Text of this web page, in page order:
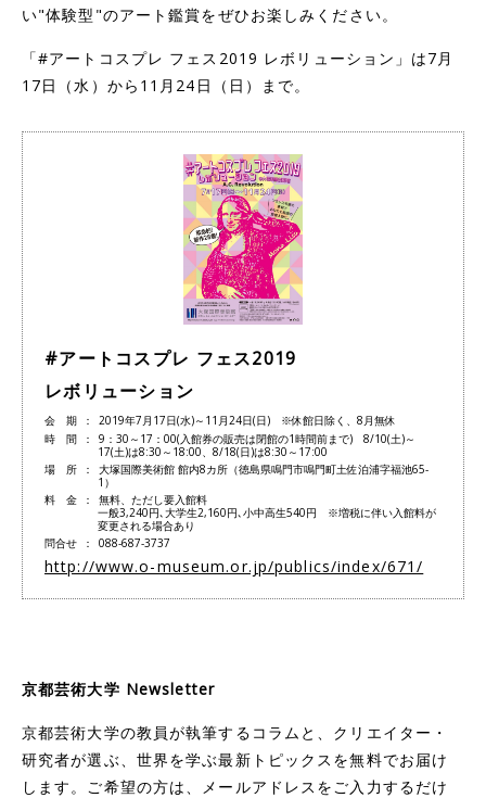
い"体験型"のアート鑑賞をぜひお楽しみください。
「#アートコスプレ フェス2019 レボリューション」は7月
17日（水）から11月24日（日）まで。
#アートコスプレ フェス2019
レボリューション
会期
2019年7月17日(水)～11月24日(日) ※休館日除く、8月無休
時間
9：30～17：00(入館券の販売は閉館の1時間前まで) 8/10(土)～
17(土)は8:30～18:00、8/18(日)は8:30～17:00
場所
大塚国際美術館 館内8カ所（徳島県鳴門市鳴門町土佐泊浦字福池65-
1）
料金
無料、ただし要入館料
一般3,240円､大学生2,160円､小中高生540円 ※増税に伴い入館料が
変更される場合あり
問合せ
088-687-3737
http://www.o-museum.or.jp/publics/index/671/
京都芸術大学 Newsletter
京都芸術大学の教員が執筆するコラムと、クリエイター・
研究者が選ぶ、世界を学ぶ最新トピックスを無料でお届け
します。ご希望の方は、メールアドレスをご入力するだけ